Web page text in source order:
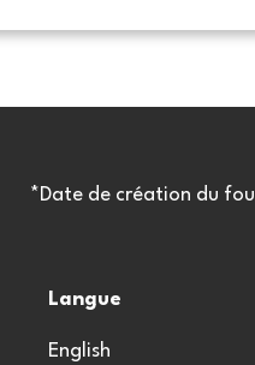
*Date de création du
Langue
English